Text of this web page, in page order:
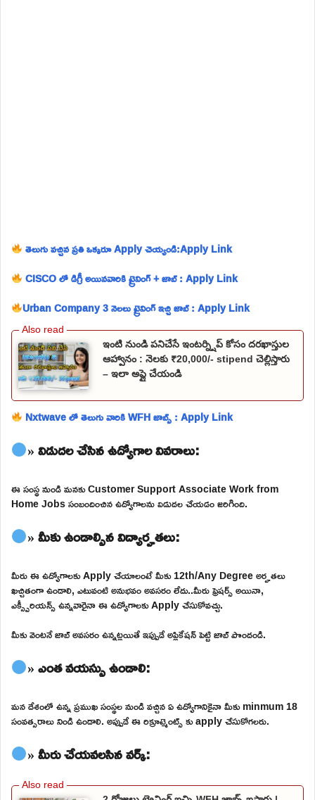
తెలుగు వచ్చిన ప్రతి ఒక్కరూ Apply చెయ్యండి:Apply Link
CISCO లో డిగ్రీ అయినవారికి ట్రైనింగ్ + జాబ్ : Apply Link
Urban Company 3 నెలలు ట్రైనింగ్ ఇచ్చి జాబ్ : Apply Link
ఇంటి నుండి పనిచేసే ఇంటర్న్షిప్ కోసం దరఖాస్తుల
ఆహ్వానం : నెలకు ₹20,000/- stipend చెల్లిస్తారు
– ఇలా అప్లై చేయండి
Nxtwave లో తెలుగు వారికి WFH జాబ్స్ : Apply Link
» విడుదల చేసిన ఉద్యోగాల వివరాలు:
ఈ సంస్థ నుండి మనకు Customer Support Associate Work from
Home Jobs సంబందించిన ఉద్యోగాలను విడుదల చేయడం జరిగింది.
» మీకు ఉండాల్సిన విద్యార్హతలు:
మీరు ఈ ఉద్యోగాలకు Apply చేయాలంటే మీకు 12th/Any Degree అర్హతలు
ఖచ్చితంగా ఉండాలి, ఎటువంటి అనుభవం అవసరం లేదు..మీరు ఫ్రెషర్స్ అయినా,
ఎక్స్పీరియన్స్ ఉన్నవారైనా ఈ ఉద్యోగాలకు Apply చేసుకోవచ్చు.
మీకు వెంటనే జాబ్ అవసరం ఉన్నట్లయితే ఇప్పుడే అప్లికేషన్ పెట్టి జాబ్ పొందండి.
» ఎంత వయస్సు ఉండాలి:
మన దేశంలో ఉన్న ప్రముఖ సంస్థల నుండి వచ్చిన ఏ ఉద్యోగానికైనా మీకు minmum 18
సంవత్సరాలు నిండి ఉండాలి. అప్పుడే ఈ రిక్రూట్మెంట్స్ కు apply చేసుకోగలరు.
» మీరు చేయవలసిన వర్క్: